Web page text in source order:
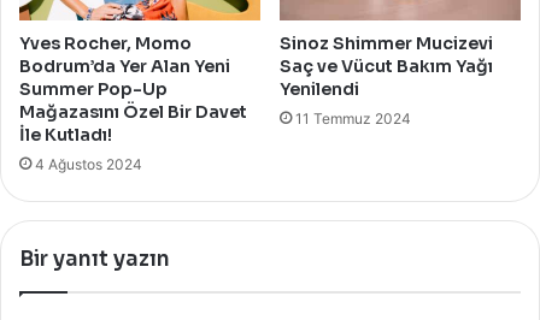
Yves Rocher, Momo
Bodrum’da Yer Alan Yeni
Summer Pop-Up
Mağazasını Özel Bir Davet
İle Kutladı!
4 Ağustos 2024
Sinoz Shimmer Mucizevi
Saç ve Vücut Bakım Yağı
Yenilendi
11 Temmuz 2024
Bir yanıt yazın